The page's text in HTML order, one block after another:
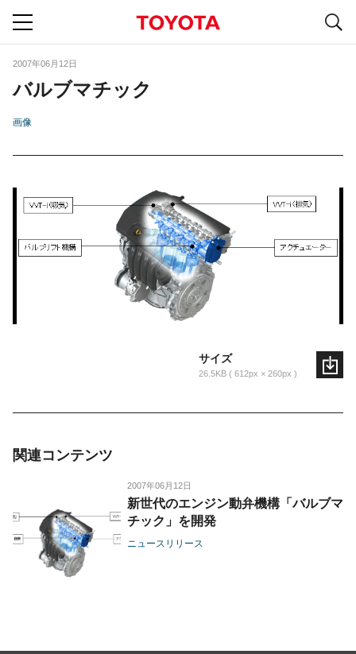
2007年06月12日
バルブマチック
画像
サイズ
26.5KB 612px × 260px
関連コンテンツ
2007年06月12日
新世代のエンジン動弁機構「バルブマ
チック」を開発
ニュースリリース